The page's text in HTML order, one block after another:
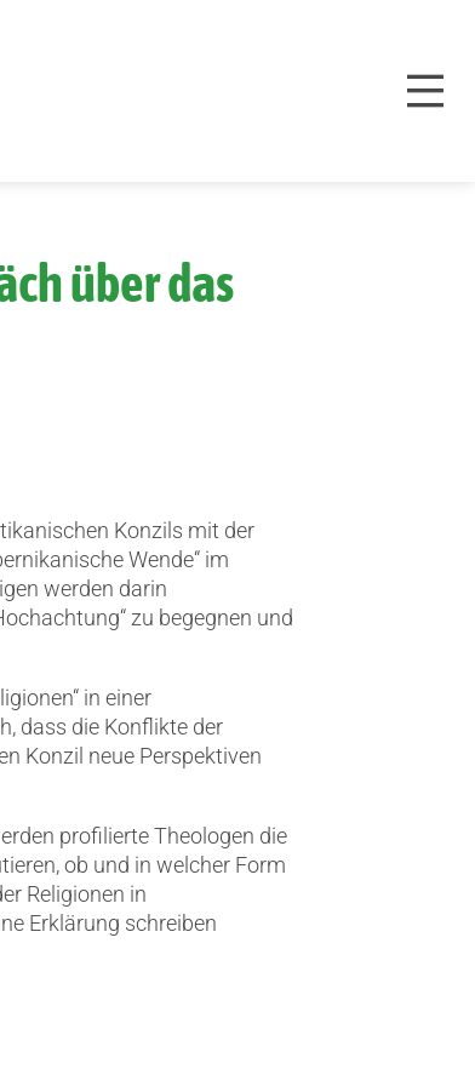
über das
Konzils mit der
Wende“ im
werden darin
zu begegnen und
in einer
dass die Konflikte der
Konzil neue Perspektiven
profilierte Theologen die
ob und in welcher Form
Religionen in
Erklärung schreiben